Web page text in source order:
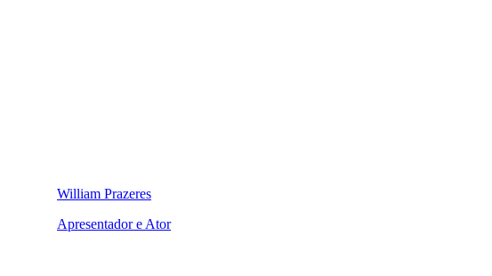
William Prazeres
Apresentador e Ator